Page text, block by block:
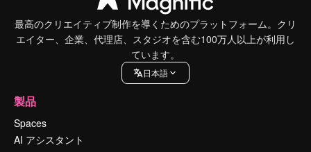
最高のクリエイティブ制作を導くためのプラットフォーム。クリ
エイター、企業、代理店、スタジオを含む100万人以上が利用し
ています。
日本語
製品
Spaces
AI アシスタント